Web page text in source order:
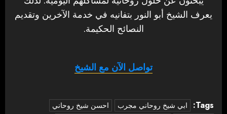
يعرف الشيخ أبو النور بتفانيه في خدمة الآخرين وتقديم
النصائح الحكيمة.
تواصل الآن مع الشيخ
Tags: ‏ابي شيخ روحاني مجرب
احسن شيخ روحاني